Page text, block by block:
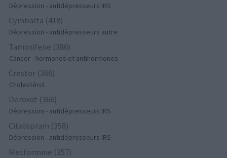
Dépression - antidépresseurs IRS
Cymbalta (418)
Dépression - antidépresseurs autre
Tamoxifene (386)
Cancer - hormones et antihormones
Crestor (366)
Cholestérol
Deroxat (366)
Dépression - antidépresseurs IRS
Citalopram (358)
Dépression - antidépresseurs IRS
Metformine (357)